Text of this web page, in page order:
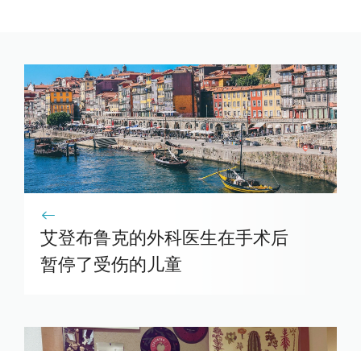
艾登布鲁克的外科医生在手术后
暂停了受伤的儿童